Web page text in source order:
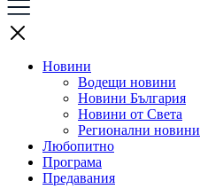
Новини
Водещи новини
Новини България
Новини от Света
Регионални новини
Любопитно
Програма
Предавания